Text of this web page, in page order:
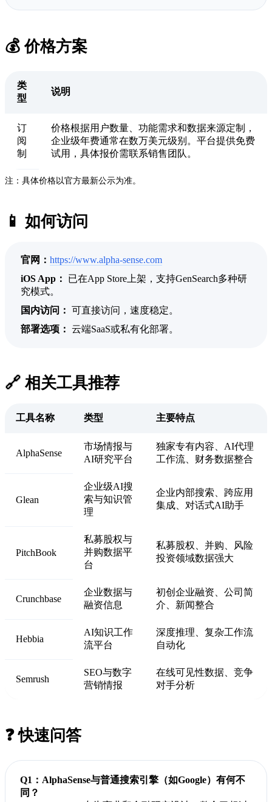
💰 价格方案
类
型
说明
订
阅
制
价格根据用户数量、功能需求和数据来源定制，
企业级年费通常在数万美元级别。平台提供免费
试用，具体报价需联系销售团队。
注：具体价格以官方最新公示为准。
📱 如何访问
官网： https://www.alpha-sense.com
iOS App：
已在App Store上架，支持GenSearch多种研
究模式。
国内访问： 可直接访问，速度稳定。
部署选项： 云端SaaS或私有化部署。
🔗 相关工具推荐
工具名称 类型 主要特点
AlphaSense
市场情报与
AI研究平台
独家专有内容、AI代理
工作流、财务数据整合
Glean
企业级AI搜
索与知识管
理
企业内部搜索、跨应用
集成、对话式AI助手
PitchBook
私募股权与
并购数据平
台
私募股权、并购、风险
投资领域数据强大
Crunchbase
企业数据与
融资信息
初创企业融资、公司简
介、新闻整合
Hebbia
AI知识工作
流平台
深度推理、复杂工作流
自动化
Semrush
SEO与数字
营销情报
在线可见性数据、竞争
对手分析
❓ 快速问答
Q1：AlphaSense与普通搜索引擎（如Google）有何不
同？